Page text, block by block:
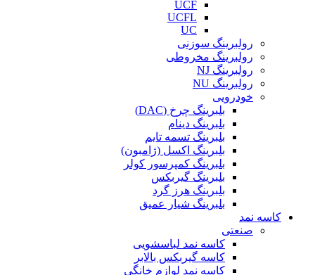
UCF
UCFL
UC
رولبرینگ سوزنی
رولبرینگ مخروطی
رولبرینگ NJ
رولبرینگ NU
خودرویی
بلبرینگ چرخ (DAC)
بلبرینگ دینام
بلبرینگ تسمه تایم
بلبرینگ اکسل (ژامبون)
بلبرینگ کمپرسور کولر
بلبرینگ گیربکس
بلبرینگ هرز گرد
بلبرینگ شیار عمیق
کاسه نمد
صنعتی
کاسه نمد لباسشویی
کاسه گیربکس بالابر
کاسه نمد لوازم خانگی